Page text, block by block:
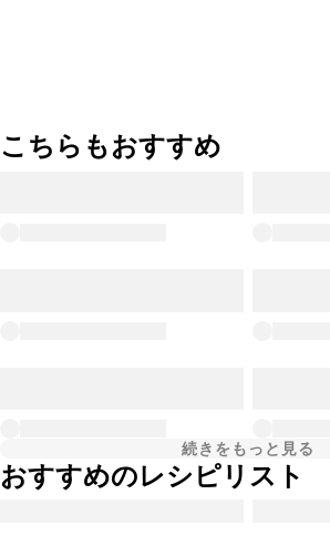
こちらもおすすめ
続きをもっと見る
おすすめのレシピリスト